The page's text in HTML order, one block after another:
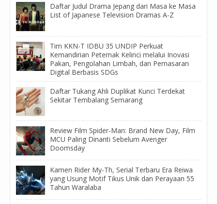
Daftar Judul Drama Jepang dari Masa ke Masa
List of Japanese Television Dramas A-Z
Tim KKN-T IDBU 35 UNDIP Perkuat
Kemandirian Peternak Kelinci melalui Inovasi
Pakan, Pengolahan Limbah, dan Pemasaran
Digital Berbasis SDGs
Daftar Tukang Ahli Duplikat Kunci Terdekat
Sekitar Tembalang Semarang
Review Film Spider-Man: Brand New Day, Film
MCU Paling Dinanti Sebelum Avenger
Doomsday
Kamen Rider My-Th, Serial Terbaru Era Reiwa
yang Usung Motif Tikus Unik dan Perayaan 55
Tahun Waralaba